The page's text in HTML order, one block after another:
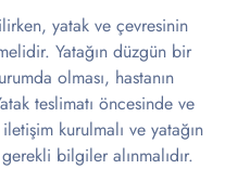
yatak ve çevresinin
Yatağın düzgün bir
olması, hastanın
teslimatı öncesinde ve
kurulmalı ve yatağın
bilgiler alınmalıdır.